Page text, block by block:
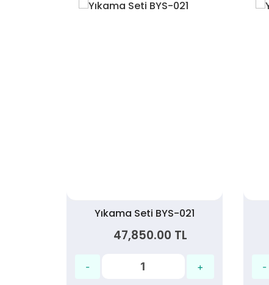
Yıkama Seti BYS-021
47,850.00 TL